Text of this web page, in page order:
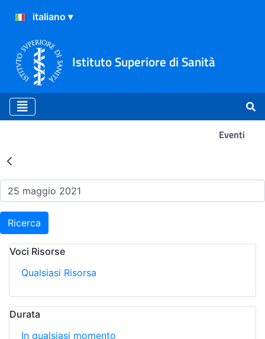
Istituto Superiore di Sanità
Eventi
Risultati della Ricerca -
Ricerca
Voci Risorse
Qualsiasi Risorsa
Durata
In qualsiasi momento